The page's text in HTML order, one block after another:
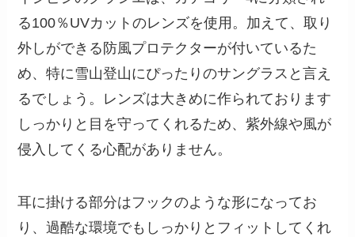
る100％UVカットのレンズを使用。加えて、取り
外しができる防風プロテクターが付いているた
め、特に雪山登山にぴったりのサングラスと言え
るでしょう。レンズは大きめに作られております
しっかりと目を守ってくれるため、紫外線や風が
侵入してくる心配がありません。
耳に掛ける部分はフックのような形になってお
り、過酷な環境でもしっかりとフィットしてくれ